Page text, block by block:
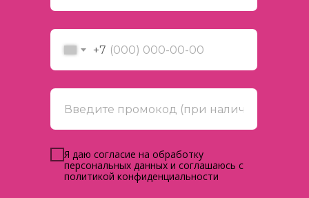
+7
Я даю согласие на обработку
персональных данных и соглашаюсь с
политикой конфиденциальности